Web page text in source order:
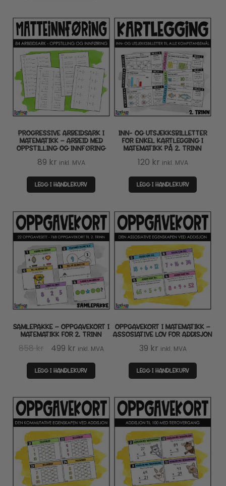
PROGRESSIVE ARBEIDSARK I
MATEMATIKK – ARBEID MED
OPPSTILLING OG INNFØRING
89 kr inkl. MVA
LEGG I HANDLEKURV
INN- OG UTSJEKKSBILLETTER
FOR ENKEL KARTLEGGING I
MATEMATIKK PÅ 2. TRINN
120 kr inkl. MVA
LEGG I HANDLEKURV
SAMLEPAKKE – OPPGAVEKORT I
MATEMATIKK FOR 2. TRINN
858kr
Opprinnelig
pris
var:
499 krNåværende
pris
er:
inkl. MVA
LEGG I HANDLEKURV
OPPGAVEKORT I MATEMATIKK –
ASSOSIATIVE LOV FOR ADDISJON
39 kr inkl. MVA
LEGG I HANDLEKURV